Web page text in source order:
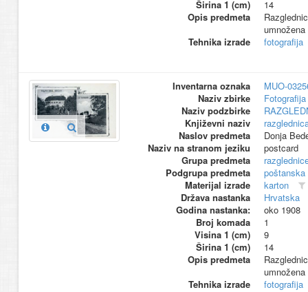
Širina 1 (cm)
14
Opis predmeta
Tehnika izrade
fotografija
Inventarna oznaka
MUO-
Naziv zbirke
Naziv podzbirke
Književni naziv
Naslov predmeta
Donja
Naziv na stranom jeziku
postcard
Grupa predmeta
Podgrupa predmeta
poštanska
Materijal izrade
karton
Država nastanka
Hrvatska
Godina nastanka:
oko 1908
Broj komada
1
Visina 1 (cm)
9
Širina 1 (cm)
14
Opis predmeta
Tehnika izrade
fotografija